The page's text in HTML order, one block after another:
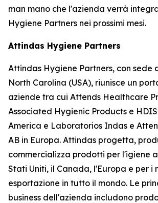
man mano che l'azienda verrà
Hygiene Partners nei prossimi mesi.
Attindas Hygiene Partners
Attindas Hygiene Partners, con sede
North Carolina (USA), riunisce un
aziende tra cui Attends Healthcare
Associated Hygienic Products e
America e Laboratorios Indas e
AB in Europa. Attindas progetta,
commercializza prodotti per l'igiene
Stati Uniti, il Canada, l'Europa e per i
esportazione in tutto il mondo. Le
business dell'azienda includono